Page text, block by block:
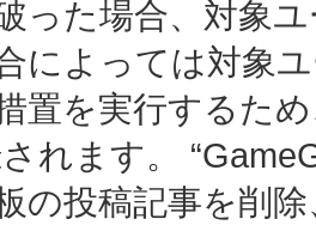
った場合、対象
によっては対象
置を実行するた
れます。
の投稿記事を削